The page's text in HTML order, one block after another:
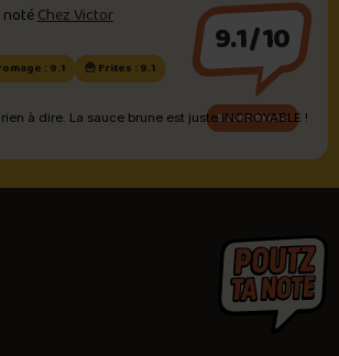
notéChez Victor
: 9.1 🍟 Frites : 9.1
9.1/10
Sauce brune
à dire. La sauce brune est juste INCROYABLE !